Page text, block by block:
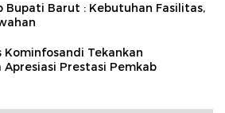
Bupati Barut : Kebutuhan Fasilitas,
Kominfosandi Tekankan
Prestasi Pemkab